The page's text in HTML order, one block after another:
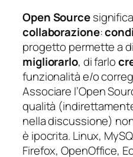
Open Source
collaborazione:
progetto permette a
migliorarlo, di farlo
funzionalità e/o
Associare l’Open
qualità (
nella discussione)
è ipocrita. Linux,
Firefox, OpenOffice,